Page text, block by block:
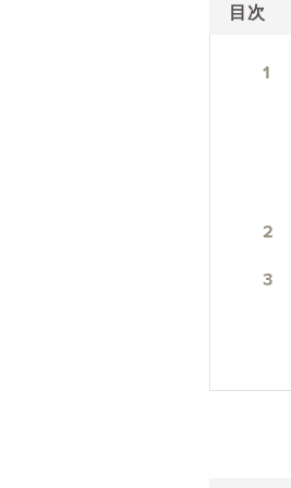
目次
1
2
3